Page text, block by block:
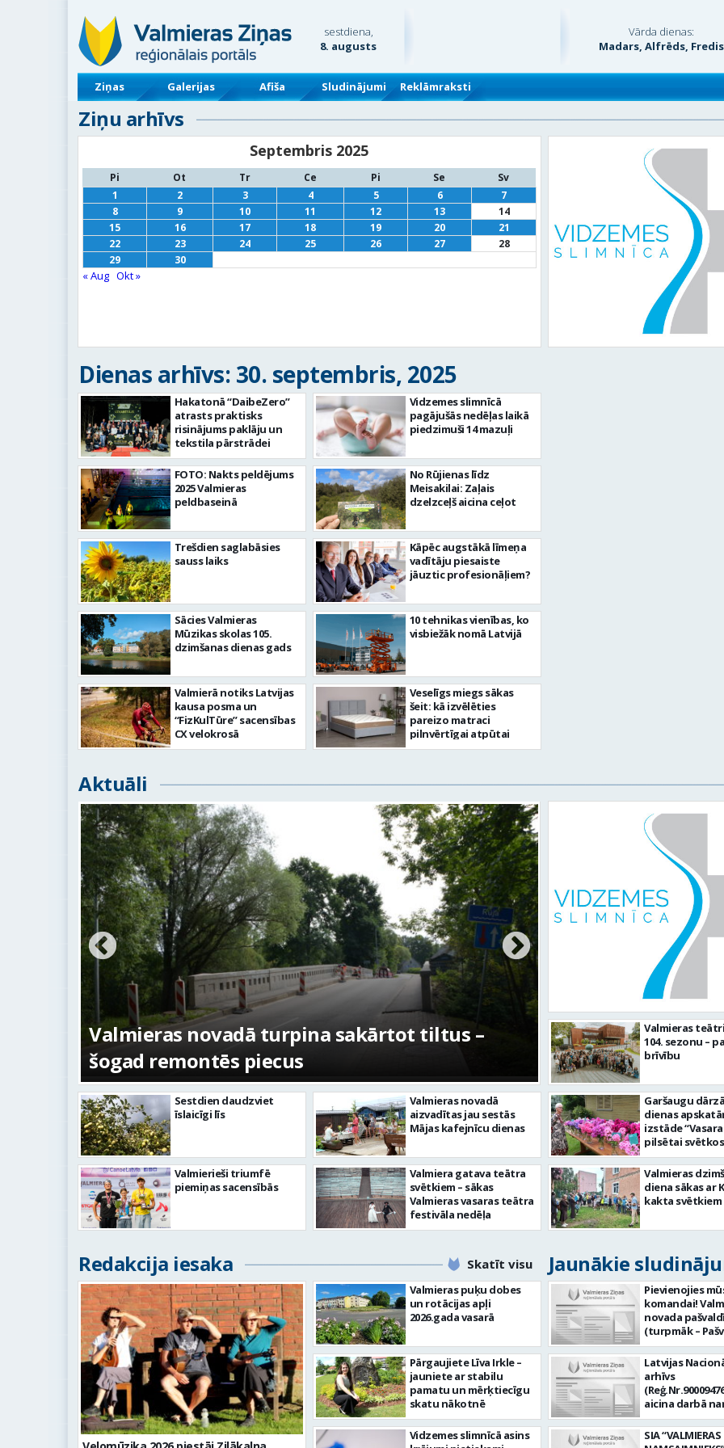
sestdiena,
8. augusts
Vārda dienas:
Madars, Alfrēds, Fredis
Ziņas Galerijas Afiša Sludinājumi Reklāmraksti
Ziņu arhīvs
Septembris 2025
Pi Ot Tr Ce Pi Se
Sv
1
2 3 4 5 6
7
8
9 10 11 12 13
14
15
16 17 18 19 20
21
22
23 24 25 26 27
28
29
30
« Aug Okt »
Dienas arhīvs: 30. septembris, 2025
Hakatonā “DaibeZero”
atrasts praktisks
risinājums paklāju un
tekstila pārstrādei
FOTO: Nakts peldējums
2025 Valmieras
peldbaseinā
Trešdien saglabāsies
sauss laiks
Sācies Valmieras
Mūzikas skolas 105.
dzimšanas dienas gads
Valmierā notiks Latvijas
kausa posma un
“FizKulTūre” sacensības
CX velokrosā
Vidzemes slimnīcā
pagājušās nedēļas laikā
piedzimuši 14 mazuļi
No Rūjienas līdz
Meisakilai: Zaļais
dzelzceļš aicina ceļot
Kāpēc augstākā līmeņa
vadītāju piesaiste
jāuztic profesionāļiem?
10 tehnikas vienības, ko
visbiežāk nomā Latvijā
Veselīgs miegs sākas
šeit: kā izvēlēties
pareizo matraci
pilnvērtīgai atpūtai
Aktuāli
Valmieras novadā turpina sakārtot tiltus –
šogad remontēs piecus
No pagaidu
centram – kā
Sestdien daudzviet
īslaicīgi līs
Valmierieši triumfē
piemiņas sacensībās
Valmieras novadā
aizvadītas jau sestās
Mājas kafejnīcu dienas
Valmiera gatava teātra
svētkiem – sākas
Valmieras vasaras teātra
festivāla nedēļa
Valmieras
104. sezonu –
brīvību
Garšaugu
dienas
izstāde
pilsētai
Valmieras
diena sākas ar
kakta svētkiem
Redakcija iesaka Skatīt visu Jaunākie
Valmieras puķu dobes
un rotācijas apļi
2026.gada vasarā
Pārgaujiete Līva Irkle –
jauniete ar stabilu
pamatu un mērķtiecīgu
skatu nākotnē
Vidzemes slimnīcā asins
Pievienojies
komandai!
novada
(turpmāk –
aicina darbā
Informācijas
centra (ITC)
tehnoloģiju
vieta: Rūjienas
Naukšēnu
Latvijas
arhīvs
aicina darbā
pārzini (uz
laiku)
valsts arhīvā Mēs
SIA “VALMIERAS